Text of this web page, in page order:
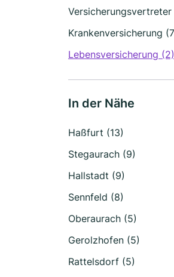
Versicherungsvertreter
Krankenversicherung
Lebensversicherung (2)
In der Nähe
Haßfurt (13)
Stegaurach (9)
Hallstadt (9)
Sennfeld (8)
Oberaurach (5)
Gerolzhofen (5)
Rattelsdorf (5)